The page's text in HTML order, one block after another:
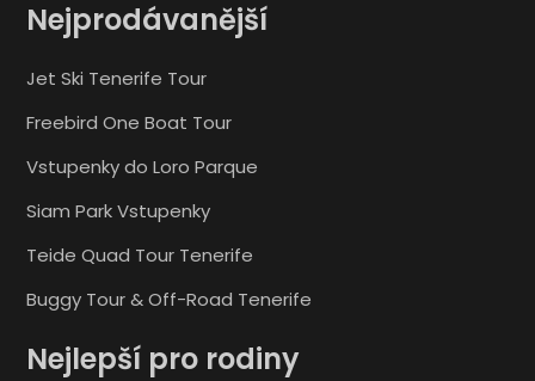
Nejprodávanější
Jet Ski Tenerife Tour
Freebird One Boat Tour
Vstupenky do Loro Parque
Siam Park Vstupenky
Teide Quad Tour Tenerife
Buggy Tour & Off-Road Tenerife
Nejlepší pro rodiny